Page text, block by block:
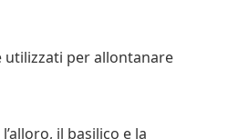
utilizzati per allontanare
il basilico e la